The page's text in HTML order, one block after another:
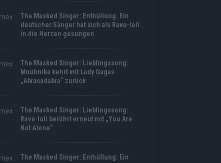
The Masked Singer: Enthüllung: Ein
deutscher Sänger hat sich als Rave-Ioli
in die Herzen gesungen
The Masked Singer: Lieblingssong:
Muuhnika kehrt mit Lady Gagas
„Abracadabra“ zurück
The Masked Singer: Lieblingssong:
Rave-Ioli berührt erneut mit „You Are
Not Alone“
The Masked Singer: Enthüllung: Ein